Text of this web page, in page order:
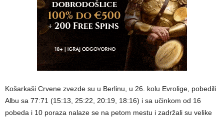
Košarkaši Crvene zvezde su u Berlinu, u 26. kolu Evrolige, pobedili
Albu sa 77:71 (15:13, 25:22, 20:19, 18:16) i sa učinkom od 16
pobeda i 10 poraza nalaze se na petom mestu i zadržali su velike